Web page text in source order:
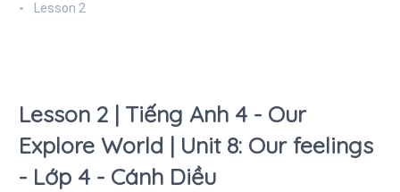
Lesson 2
Lesson 2 | Tiếng Anh 4 - Our
Explore World | Unit 8: Our feelings
- Lớp 4 - Cánh Diều